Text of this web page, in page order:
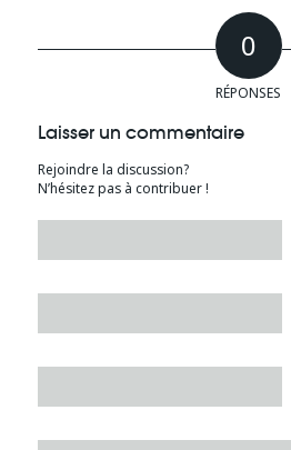
0
RÉPONSES
Laisser un commentaire
Rejoindre la discussion?
N’hésitez pas à contribuer !